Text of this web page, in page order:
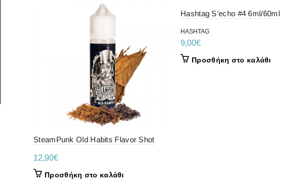
SteamPunk Old Habits Flavor Shot
12,90€
Προσθήκη στο καλάθι
Hashtag S’echo #4 6ml/60ml
HASHTAG
9,00€
Προσθήκη στο καλάθι